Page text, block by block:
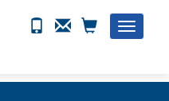
Toggle